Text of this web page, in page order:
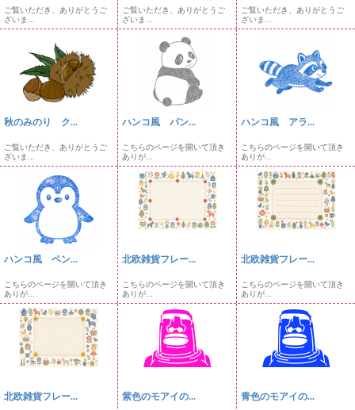
ご覧いただき、ありがとうご
ざいま...
ご覧いただき、ありがとうご
ざいま...
ご覧いただき、ありがとうご
ざいま...
秋のみのり ク...
ご覧いただき、ありがとうご
ざいま...
ハンコ風 パン...
こちらのページを開いて頂き
ありが...
ハンコ風 アラ...
こちらのページを開いて頂き
ありが...
ハンコ風 ペン...
こちらのページを開いて頂き
ありが...
北欧雑貨フレー...
こちらのページを開いて頂き
ありが...
北欧雑貨フレー...
こちらのページを開いて頂き
ありが...
北欧雑貨フレー... 紫色のモアイの... 青色のモアイの...